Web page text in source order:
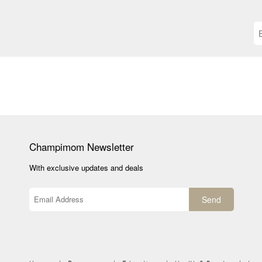
Champimom Newsletter
With exclusive updates and deals
Send